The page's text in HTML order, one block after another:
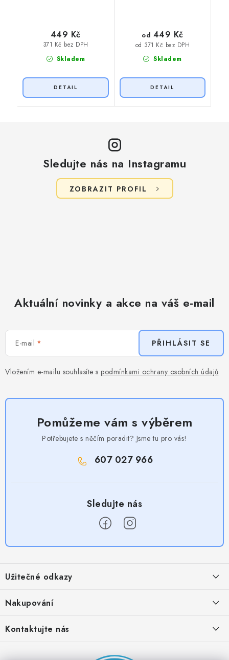
Skladem
371 Kč bez DPH
449 Kč
Skladem
od 371 Kč bez DPH
od 449 Kč
Sledujte nás na Instagramu
ZOBRAZIT PROFIL
Aktuální novinky a akce na váš e-mail
E-mail
Vložením e-mailu souhlasíte s podmínkami ochrany osobních údajů
PŘIHLÁSIT SE
Pomůžeme vám s výběrem
Potřebujete s něčím poradit? Jsme tu pro vás!
607 027 966
p
a
Užitečné odkazy
Provizní systém
Partner stránek: Super plecháček
Nakupování
Kontaktujte nás